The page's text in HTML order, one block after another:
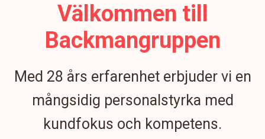
Välkommen till
Backmangruppen
Med 28 års erfarenhet erbjuder vi en
mångsidig personalstyrka med
kundfokus och kompetens.